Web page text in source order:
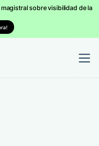
magistral sobre visibilidad de la